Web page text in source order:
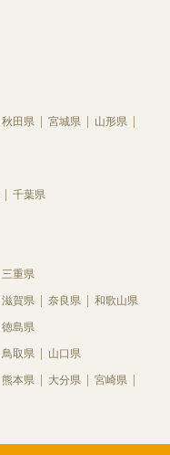
秋田県 宮城県
山形県
千葉県
三重県
滋賀県 奈良県 和歌山県
徳島県
鳥取県 山口県
熊本県 大分県
宮崎県